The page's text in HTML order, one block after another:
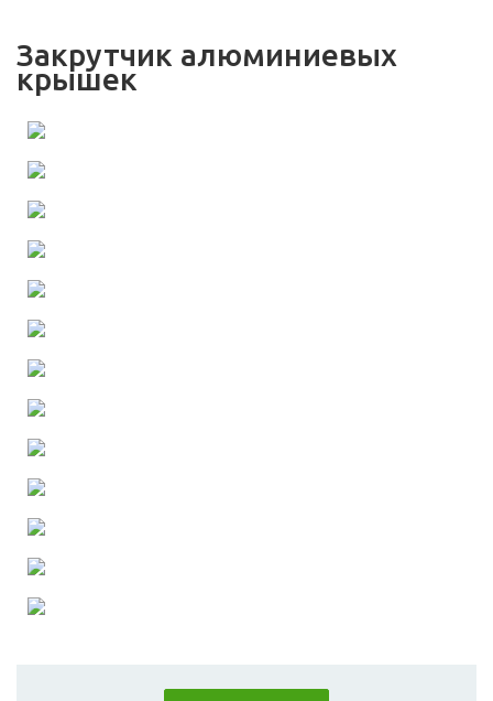
Закрутчик алюминиевых
крышек